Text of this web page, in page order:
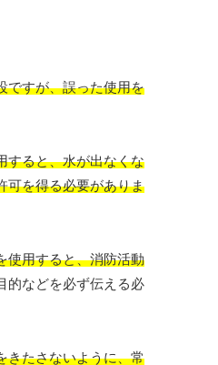
ですが、誤った使用を
すると、水が出なくな
可を得る必要がありま
使用すると、消防活動
的などを必ず伝える必
きたさないように、常